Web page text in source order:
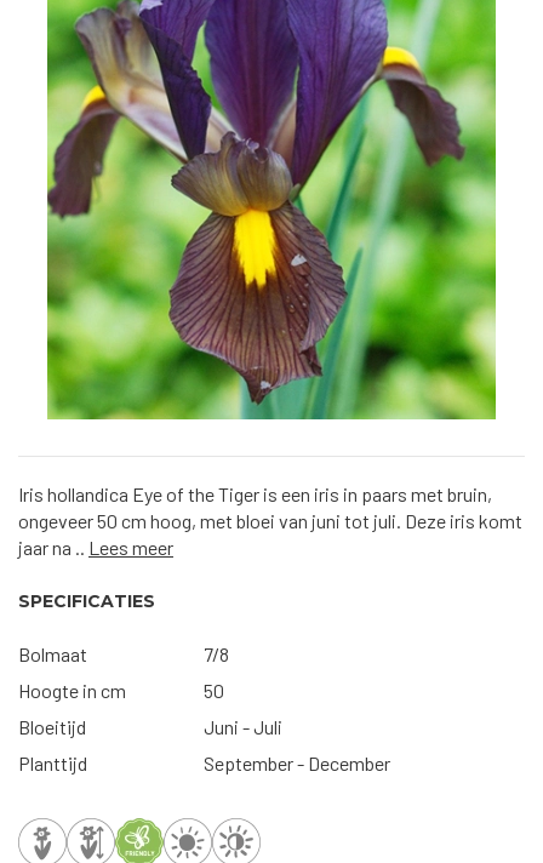
Iris hollandica Eye of the Tiger is een iris in paars met bruin,
ongeveer 50 cm hoog, met bloei van juni tot juli. Deze iris komt
jaar na .. Lees meer
SPECIFICATIES
Bolmaat
7/8
Hoogte in cm
50
Bloeitijd
Juni - Juli
Planttijd
September - December